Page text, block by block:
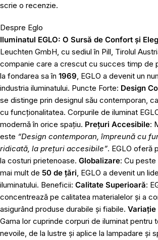
scrie o recenzie.
Despre Eglo
Iluminatul EGLO: O Sursă de Confort și
Leuchten GmbH, cu sediul în Pill, Tirolul
companie care a crescut cu succes timp de
la fondarea sa în 1969, EGLO a devenit un
industria iluminatului. Puncte Forte: Design
se distinge prin designul său contemporan,
cu funcționalitatea. Corpurile de iluminat
modernă în orice spațiu. Prețuri Accesibile:
este “Design contemporan, împreună cu
ridicată, la prețuri accesibile”. EGLO oferă
la costuri prietenoase. Globalizare: Cu peste
mai mult de 50 de țări, EGLO a devenit un
iluminatului. Beneficii: Calitate Superioară:
concentrează pe calitatea materialelor și a
asigurând produse durabile și fiabile.
Gama lor cuprinde corpuri de iluminat pentru
nevoile, de la lustre și aplice la lampadare și